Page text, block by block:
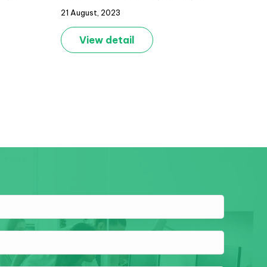
21 August, 2023
View detail